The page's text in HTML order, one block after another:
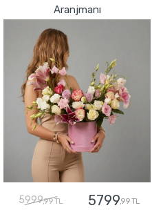
Aranjmanı
5999,99 TL 5799,99 TL